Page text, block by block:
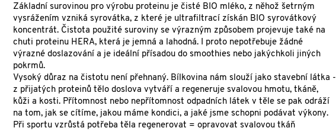
Základní surovinou pro výrobu proteinu je čisté BIO mléko, z něhož šetrným
vysrážením vzniká syrovátka, z které je ultrafiltrací získán BIO syrovátkový
koncentrát. Čistota použité suroviny se výrazným způsobem projevuje také na
chuti proteinu HERA, která je jemná a lahodná. I proto nepotřebuje žádné
výrazné doslazování a je ideální přísadou do smoothies nebo jakýchkoli jiných
pokrmů.
Vysoký důraz na čistotu není přehnaný. Bílkovina nám slouží jako stavební látka -
z přijatých proteinů tělo doslova vytváří a regeneruje svalovou hmotu, tkáně,
kůži a kosti. Přítomnost nebo nepřítomnost odpadních látek v těle se pak odráží
na tom, jak se cítíme, jakou máme kondici, a jaké jsme schopni podávat výkony.
Při sportu vzrůstá potřeba těla regenerovat = opravovat svalovou tkáň